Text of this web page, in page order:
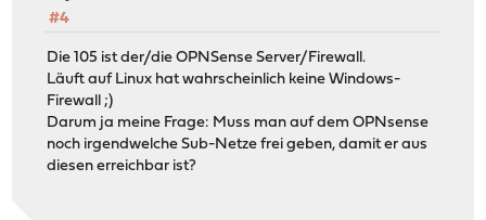
#4
Die 105 ist der/die OPNSense Server/Firewall.
Läuft auf Linux hat wahrscheinlich keine Windows-
Firewall ;)
Darum ja meine Frage: Muss man auf dem OPNsense
noch irgendwelche Sub-Netze frei geben, damit er aus
diesen erreichbar ist?